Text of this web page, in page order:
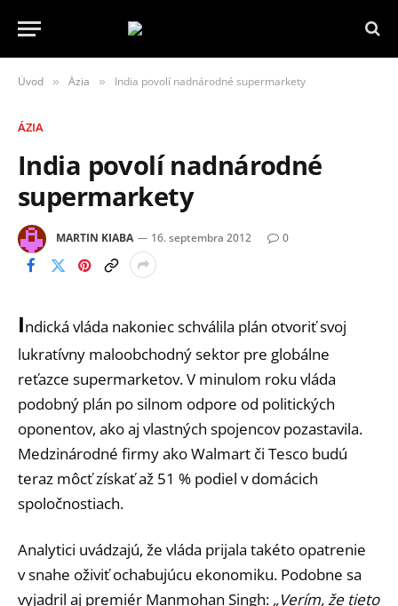
Úvod » Ázia » India povolí nadnárodné supermarkety
ÁZIA
India povolí nadnárodné
supermarkety
MARTIN KIABA 16. septembra 2012 0
Indická vláda nakoniec schválila plán otvoriť svoj
lukratívny maloobchodný sektor pre globálne
reťazce supermarketov. V minulom roku vláda
podobný plán po silnom odpore od politických
oponentov, ako aj vlastných spojencov pozastavila.
Medzinárodné firmy ako Walmart či Tesco budú
teraz môcť získať až 51 % podiel v domácich
spoločnostiach.
Analytici uvádzajú, že vláda prijala takéto opatrenie
v snahe oživiť ochabujúcu ekonomiku. Podobne sa
vyjadril aj premiér Manmohan Singh: „Verím, že tieto